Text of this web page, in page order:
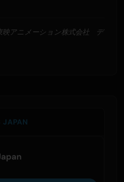
アニメーション株式会社 デ
JAPAN